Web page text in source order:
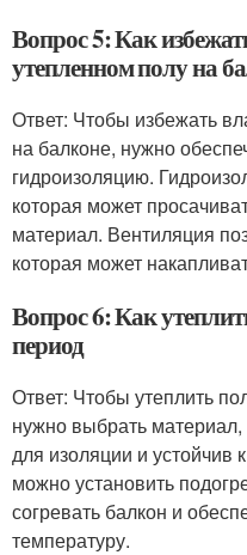
Вопрос 5: Как
утепленном полу на
Ответ: Чтобы избежать
на балконе, нужно
гидроизоляцию.
которая может
материал. Вентиляция
которая может
Вопрос 6: Как
период
Ответ: Чтобы утеплить
нужно выбрать
для изоляции и устойчив
можно установить
согревать балкон и
температуру.